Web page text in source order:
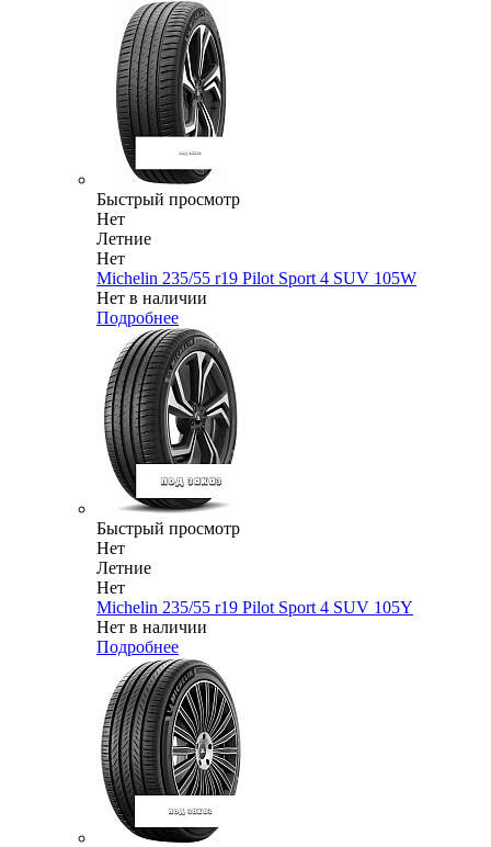
Быстрый просмотр
Нет
Летние
Нет
Michelin 235/55 r19 Pilot Sport 4 SUV 105W
Нет в наличии
Подробнее
Быстрый просмотр
Нет
Летние
Нет
Michelin 235/55 r19 Pilot Sport 4 SUV 105Y
Нет в наличии
Подробнее